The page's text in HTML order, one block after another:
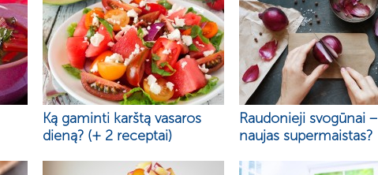
Ką gaminti karštą vasaros
dieną? (+ 2 receptai)
Raudonieji svogūnai –
naujas supermaistas?